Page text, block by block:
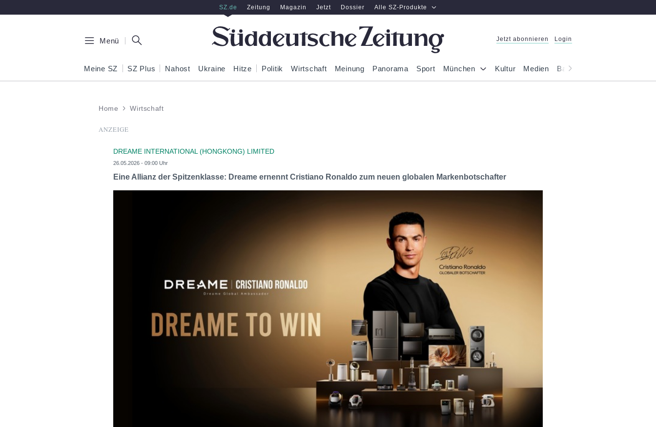
SZ.de Zeitung Magazin Jetzt Dossier Alle SZ-Produkte
Menü Jetzt abonnieren Login
Meine SZ SZ Plus Nahost Ukraine Hitze Politik Wirtschaft Meinung Panorama Sport München Kultur Medien Bayern
Home Wirtschaft
ANZEIGE
DREAME INTERNATIONAL (HONGKONG) LIMITED
26.05.2026 - 09:00 Uhr
Eine Allianz der Spitzenklasse: Dreame ernennt Cristiano Ronaldo zum neuen globalen Markenbotschafter